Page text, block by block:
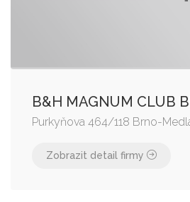
B&H MAGNUM CLUB
Purkyňova 464/118 Brno-
Zobrazit detail firmy